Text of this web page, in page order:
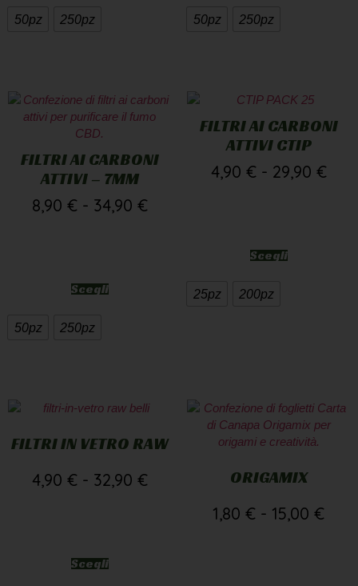
50pz 250pz 50pz 250pz
FILTRI AI CARBONI
ATTIVI – 7MM
8,90 € - 34,90 €
Scegli
50pz 250pz
FILTRI AI CARBONI
ATTIVI CTIP
4,90 € - 29,90 €
Scegli
25pz 200pz
FILTRI IN VETRO RAW
4,90 € - 32,90 €
Scegli
ORIGAMIX
1,80 € - 15,00 €